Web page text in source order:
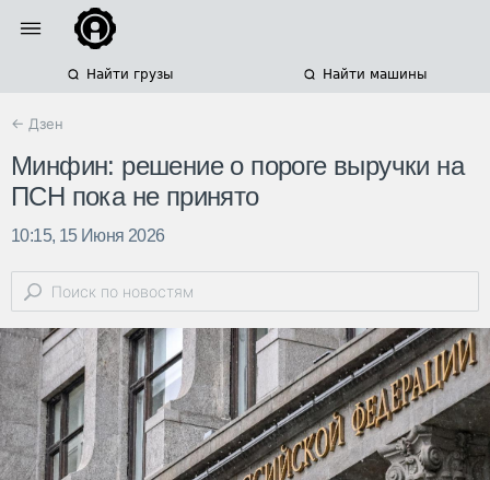
Найти грузы Найти машины
← Дзен
Минфин: решение о пороге выручки на
ПСН пока не принято
10:15, 15 Июня 2026